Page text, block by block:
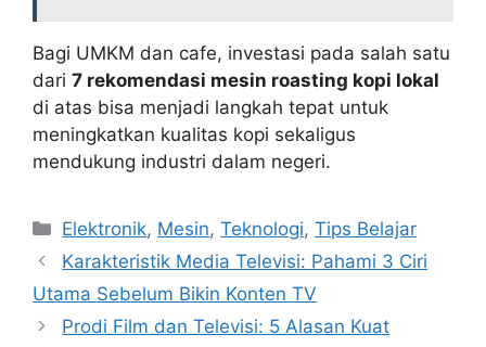
Bagi UMKM dan cafe, investasi pada salah satu
dari 7 rekomendasi mesin roasting kopi lokal
di atas bisa menjadi langkah tepat untuk
meningkatkan kualitas kopi sekaligus
mendukung industri dalam negeri.
Categories
Elektronik, Mesin,Teknologi,Tips Belajar
Karakteristik Media Televisi: Pahami 3 Ciri
Utama Sebelum Bikin Konten TV
Prodi Film dan Televisi: 5 Alasan Kuat